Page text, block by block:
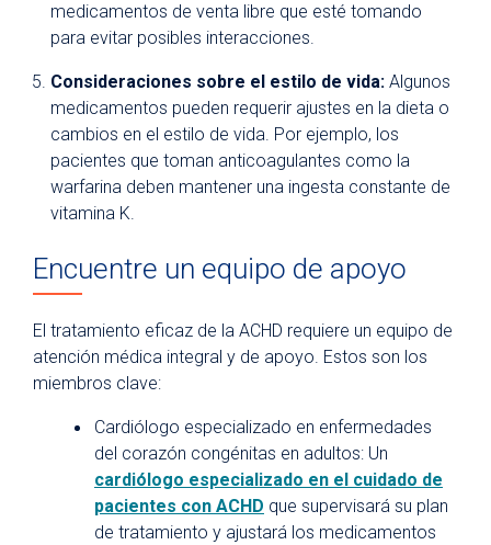
medicamentos de venta libre que esté tomando
para evitar posibles interacciones.
Consideraciones sobre el estilo de vida: Algunos
medicamentos pueden requerir ajustes en la dieta o
cambios en el estilo de vida. Por ejemplo, los
pacientes que toman anticoagulantes como la
warfarina deben mantener una ingesta constante de
vitamina K.
Encuentre un equipo de apoyo
El tratamiento eficaz de la ACHD requiere un equipo de
atención médica integral y de apoyo. Estos son los
miembros clave:
Cardiólogo especializado en enfermedades
del corazón congénitas en adultos: Un
cardiólogo especializado en el cuidado de
pacientes con ACHD que supervisará su plan
de tratamiento y ajustará los medicamentos